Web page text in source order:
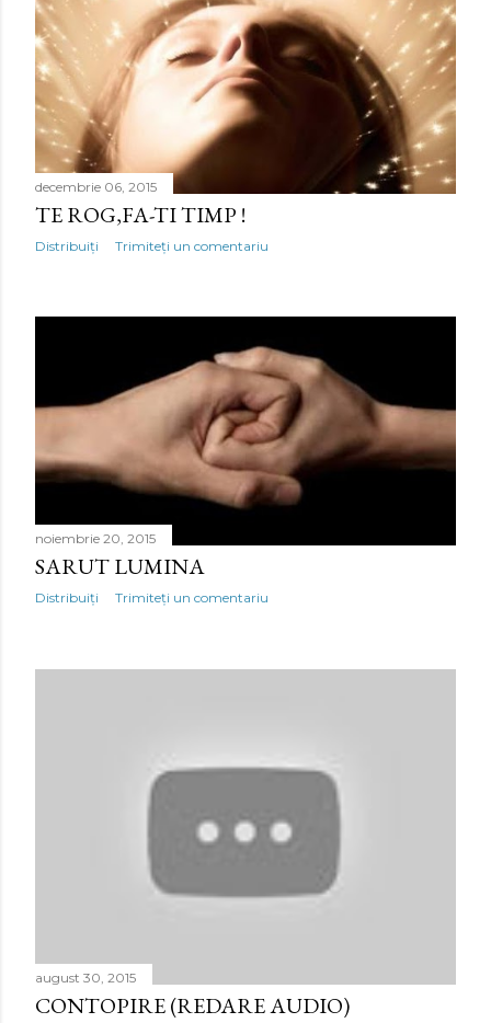
i
decembrie 06, 2015
TE ROG,FA-TI TIMP !
Distribuiți Trimiteți un comentariu
noiembrie 20, 2015
SARUT LUMINA
Distribuiți Trimiteți un comentariu
august 30, 2015
CONTOPIRE (REDARE AUDIO)